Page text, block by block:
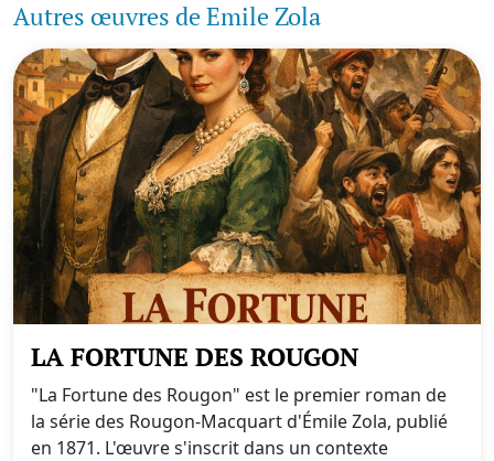
Autres œuvres de Emile Zola
LA FORTUNE DES ROUGON
"La Fortune des Rougon" est le premier roman de
la série des Rougon-Macquart d'Émile Zola, publié
en 1871. L'œuvre s'inscrit dans un contexte